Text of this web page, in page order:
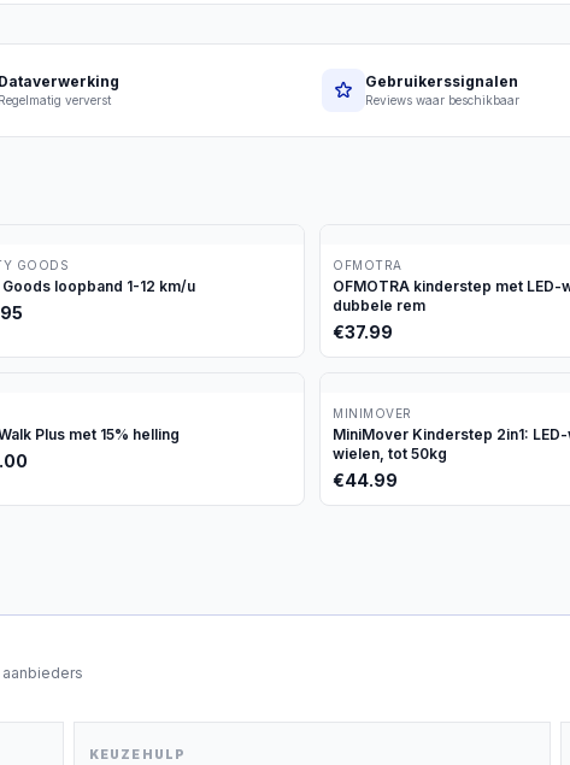
Dataverwerking
Regelmatig ververst
Gebruikerssignalen
Reviews waar beschikbaar
GOODS
Goods loopband 1-12 km/u
OFMOTRA
OFMOTRA kinderstep met LED-
dubbele rem
€37.99
Plus met 15% helling
MINIMOVER
MiniMover Kinderstep 2in1:
wielen, tot 50kg
€44.99
KEUZEHULP